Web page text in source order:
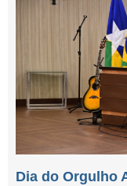
Dia do Orgulho